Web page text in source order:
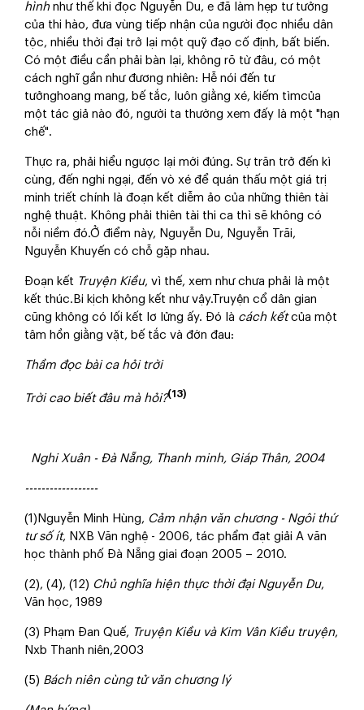
hình như thế khi đọc Nguyễn Du, e đã làm hẹp tư tưởng
của thi hào, đưa vùng tiếp nhận của người đọc nhiều dân
tộc, nhiều thời đại trở lại một quỹ đạo cố định, bất biến.
Có một điều cần phải bàn lại, không rõ từ đâu, có một
cách nghĩ gần như đương nhiên: Hễ nói đến tư
tưởnghoang mang, bế tắc, luôn giằng xé, kiếm tìmcủa
một tác giả nào đó, người ta thường xem đấy là một "hạn
chế".
Thực ra, phải hiểu ngược lại mới đúng. Sự trăn trở đến kì
cùng, đến nghi ngại, đến vò xé để quán thấu một giá trị
minh triết chính là đoạn kết diễm ảo của những thiên tài
nghệ thuật. Không phải thiên tài thi ca thì sẽ không có
nỗi niềm đó.Ở điểm này, Nguyễn Du, Nguyễn Trãi,
Nguyễn Khuyến có chỗ gặp nhau.
Đoạn kết Truyện Kiều, vì thế, xem như chưa phải là một
kết thúc.Bi kịch không kết như vậy.Truyện cổ dân gian
cũng không có lối kết lơ lửng ấy. Đó là cách kếtcủa một
tâm hồn giằng vặt, bế tắc và đớn đau:
Thầm đọc bài ca hỏi trời
Trời cao biết đâu mà hỏi?(13)
Nghi Xuân - Đà Nẵng, Thanh minh, Giáp Thân, 2004
------------------
(1)Nguyễn Minh Hùng, Cảm nhận văn chương - Ngôi thứ
tư số ít, NXB Văn nghệ - 2006, tác phẩm đạt giải A văn
học thành phố Đà Nẵng giai đoạn 2005 – 2010.
(2), (4), (12) Chủ nghĩa hiện thực thời đại Nguyễn Du,
Văn học, 1989
(3) Phạm Đan Quế, Truyện Kiều và Kim Vân Kiều truyện,
Nxb Thanh niên,2003
(5) Bách niên cùng tử văn chương lý